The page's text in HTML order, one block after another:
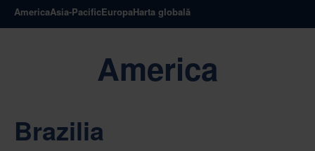
AmericaAsia-PacificEuropaHarta globală
America
Brazilia